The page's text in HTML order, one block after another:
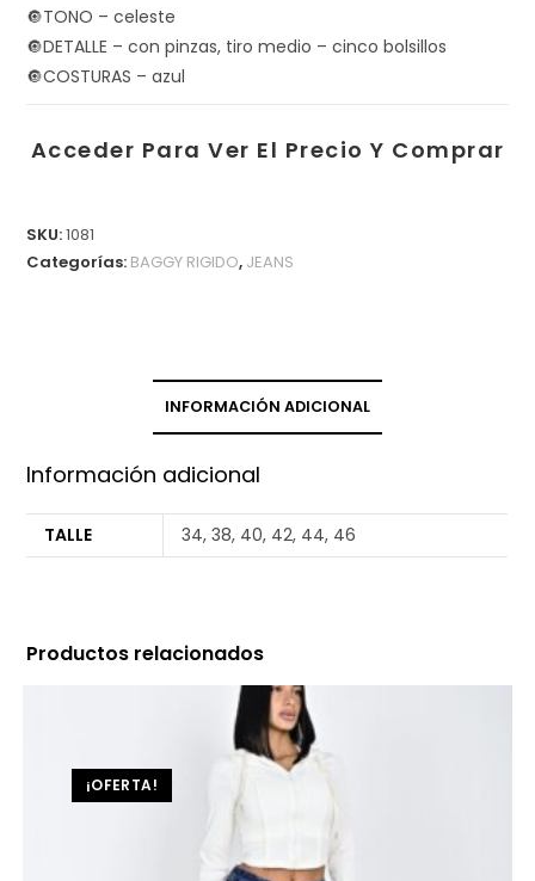
🔘TONO – celeste
🔘DETALLE – con pinzas, tiro medio – cinco bolsillos
🔘COSTURAS – azul
Acceder Para Ver El Precio Y Comprar
SKU:1081
Categorías: BAGGY RIGIDO, JEANS
INFORMACIÓN ADICIONAL
Información adicional
TALLE 34, 38, 40, 42, 44, 46
Productos relacionados
¡OFERTA!